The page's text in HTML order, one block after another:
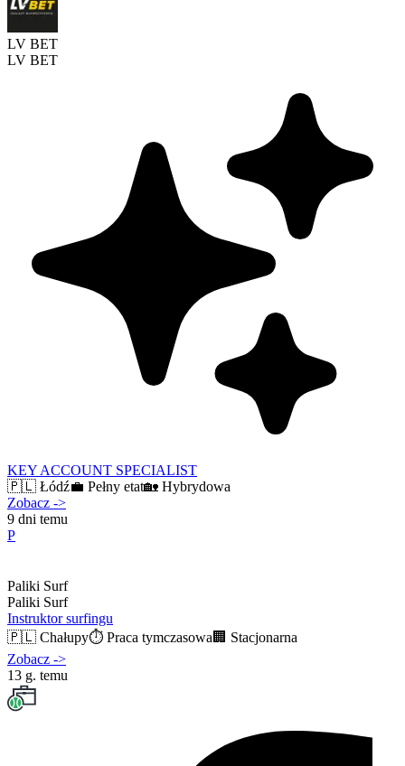
LV BET
LV BET
KEY ACCOUNT SPECIALIST
🇵🇱 Łódź💼 Pełny etat🏡 Hybrydowa
Zobacz ->
9 dni temu
P
Paliki Surf
Paliki Surf
Instruktor surfingu
🇵🇱 Chałupy⏱️ Praca tymczasowa 🏢 Stacjonarna
Zobacz ->
13 g. temu